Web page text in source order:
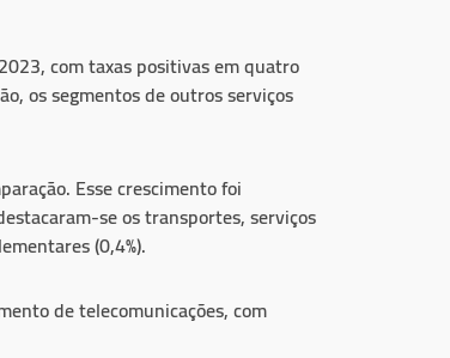
com taxas positivas em quatro
os segmentos de outros serviços
Esse crescimento foi
se os transportes, serviços
(0,4%).
de telecomunicações, com